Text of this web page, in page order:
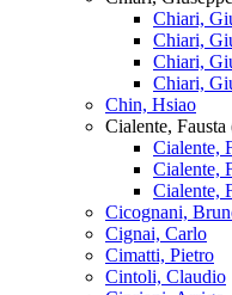
Chiari,
Chiari,
Chiari,
Chiari,
Chin, Hsiao
Cialente, Fausta
Cialente,
Cialente,
Cialente,
Cicognani,
Cignai, Carlo
Cimatti, Pietro
Cintoli, Claudio